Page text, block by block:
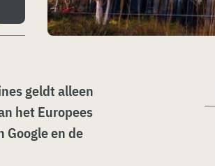
geldt alleen
het Europees
en de